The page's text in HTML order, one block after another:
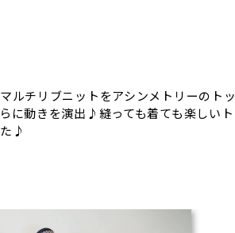
ルチリブニットをアシンメトリーのトッ
に動きを演出♪縫っても着ても楽しいト
♪